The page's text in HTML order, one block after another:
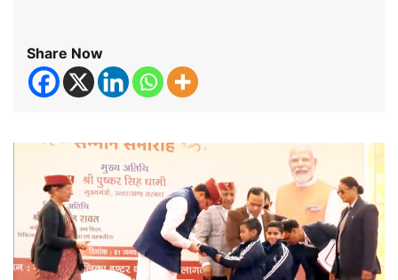
Share Now